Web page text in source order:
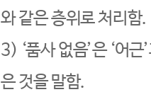
와 같은 층위로 처리함.
3) ‘품사 없음’은 ‘어
은 것을 말함.